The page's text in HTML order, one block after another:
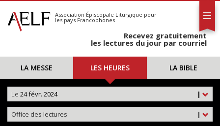
S'abonner
Calendrier
Association Épiscopale Liturgique pour
les pays Francophones
Recevez gratuitement
les lectures du jour par courriel
LA MESSE LES HEURES LA BIBLE
|
Le 24 févr. 2024
|
Office des lectures